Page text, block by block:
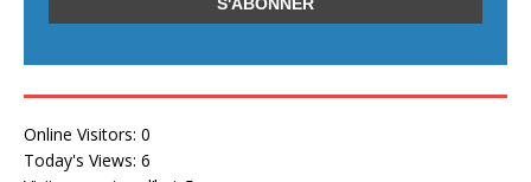
Online Visitors: 0
Today's Views: 6